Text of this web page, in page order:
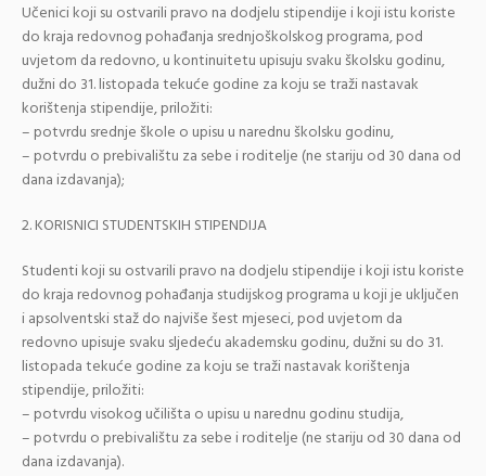
Učenici koji su ostvarili pravo na dodjelu stipendije i koji istu koriste
do kraja redovnog pohađanja srednjoškolskog programa, pod
uvjetom da redovno, u kontinuitetu upisuju svaku školsku godinu,
dužni do 31. listopada tekuće godine za koju se traži nastavak
korištenja stipendije, priložiti:
– potvrdu srednje škole o upisu u narednu školsku godinu,
– potvrdu o prebivalištu za sebe i roditelje (ne stariju od 30 dana od
dana izdavanja);
2. KORISNICI STUDENTSKIH STIPENDIJA
Studenti koji su ostvarili pravo na dodjelu stipendije i koji istu koriste
do kraja redovnog pohađanja studijskog programa u koji je uključen
i apsolventski staž do najviše šest mjeseci, pod uvjetom da
redovno upisuje svaku sljedeću akademsku godinu, dužni su do 31.
listopada tekuće godine za koju se traži nastavak korištenja
stipendije, priložiti:
– potvrdu visokog učilišta o upisu u narednu godinu studija,
– potvrdu o prebivalištu za sebe i roditelje (ne stariju od 30 dana od
dana izdavanja).